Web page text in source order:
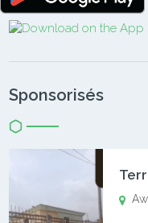
Sponsorisés